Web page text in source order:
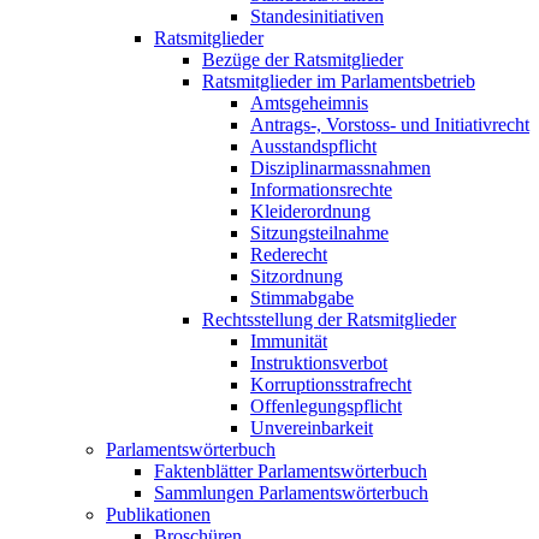
Standesinitiativen
Ratsmitglieder
Bezüge der Ratsmitglieder
Ratsmitglieder im Parlamentsbetrieb
Amtsgeheimnis
Antrags-, Vorstoss- und Initiativrecht
Ausstandspflicht
Disziplinarmassnahmen
Informationsrechte
Kleiderordnung
Sitzungsteilnahme
Rederecht
Sitzordnung
Stimmabgabe
Rechtsstellung der Ratsmitglieder
Immunität
Instruktionsverbot
Korruptionsstrafrecht
Offenlegungspflicht
Unvereinbarkeit
Parlamentswörterbuch
Faktenblätter Parlamentswörterbuch
Sammlungen Parlamentswörterbuch
Publikationen